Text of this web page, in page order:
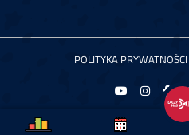
POLITYKA PRYWATNOŚCI
Copyright © 2026 Łączy Nas